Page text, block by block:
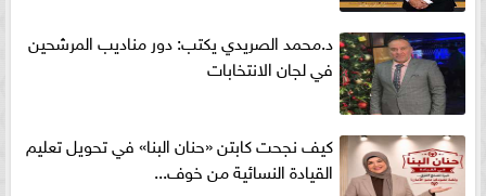
د.محمد الصريدي يكتب: دور مناديب المرشحين
في لجان الانتخابات
كيف نجحت كابتن «حنان البنا» في تحويل تعليم
القيادة النسائية من خوف...